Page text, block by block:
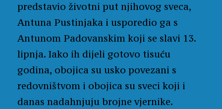
predstavio životni put njihovog sveca,
Antuna Pustinjaka i usporedio ga s
Antunom Padovanskim koji se slavi 13.
lipnja. Iako ih dijeli gotovo tisuću
godina, obojica su usko povezani s
redovništvom i obojica su sveci koji i
danas nadahnjuju brojne vjernike.